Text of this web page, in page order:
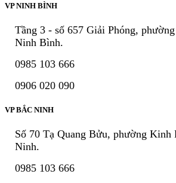
VP NINH BÌNH
Tầng 3 - số 657 Giải Phóng,
Ninh Bình.
0985 103 666
0906 020 090
VP BẮC NINH
Số 70 Tạ Quang Bửu, phường Kinh
Ninh.
0985 103 666